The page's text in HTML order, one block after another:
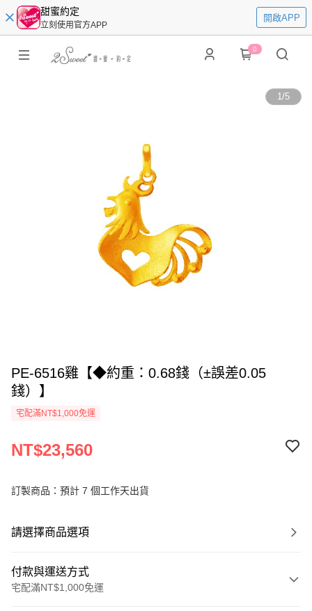
甜蜜約定
立刻使用官方APP
開啟APP
0
1/5
PE-6516雞【◆約重：0.68錢（±誤差0.05
錢）】
宅配滿NT$1,000免運
NT$23,560
訂製商品：預計 7 個工作天出貨
請選擇商品選項
付款與運送方式
宅配滿NT$1,000免運